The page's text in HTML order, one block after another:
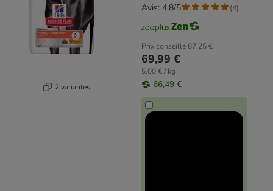
2 variantes
Prix conseillé87,25 €
69,99 €
5,00 € / kg
66,49 €
Avis: 4.8/5 (4)